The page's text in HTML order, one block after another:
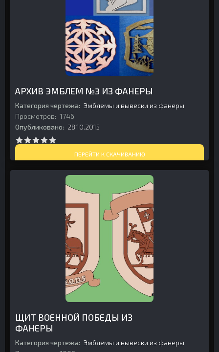
АРХИВ ЭМБЛЕМ №3 ИЗ ФАНЕРЫ
Категория чертежа: Эмблемы и вывески из фанеры
Просмотров: 1746
Опубликовано: 28.10.2015
ПЕРЕЙТИ К СКАЧИВАНИЮ
ЩИТ ВОЕННОЙ ПОБЕДЫ ИЗ
ФАНЕРЫ
Категория чертежа: Эмблемы и вывески из фанеры